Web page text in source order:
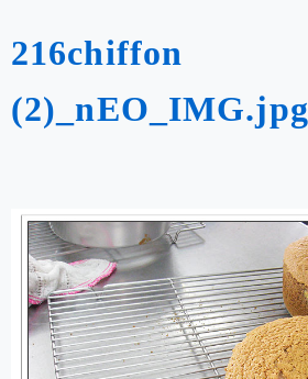
216chiffon
(2)_nEO_IMG.jpg